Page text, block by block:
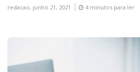
redacao, junho 21, 2021 4 minutos para ler